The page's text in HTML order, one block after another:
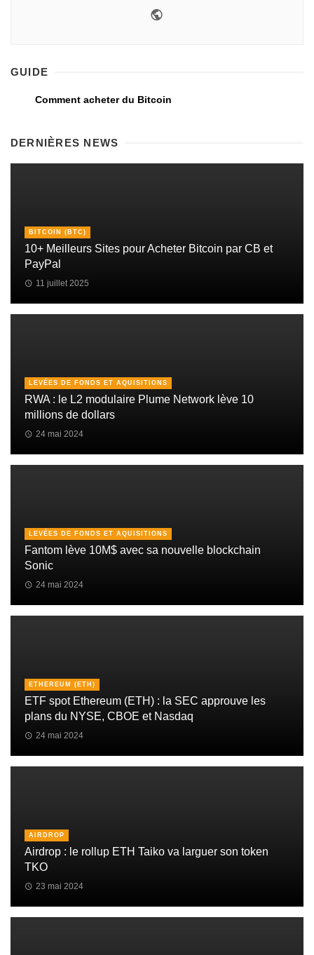
GUIDE
Comment acheter du Bitcoin
DERNIÈRES NEWS
BITCOIN (BTC)
10+ Meilleurs Sites pour Acheter Bitcoin par CB et
PayPal
11 juillet 2025
LEVÉES DE FONDS ET AQUISITIONS
RWA : le L2 modulaire Plume Network lève 10
millions de dollars
24 mai 2024
LEVÉES DE FONDS ET AQUISITIONS
Fantom lève 10M$ avec sa nouvelle blockchain
Sonic
24 mai 2024
ETHEREUM (ETH)
ETF spot Ethereum (ETH) : la SEC approuve les
plans du NYSE, CBOE et Nasdaq
24 mai 2024
AIRDROP
Airdrop : le rollup ETH Taiko va larguer son token
TKO
23 mai 2024